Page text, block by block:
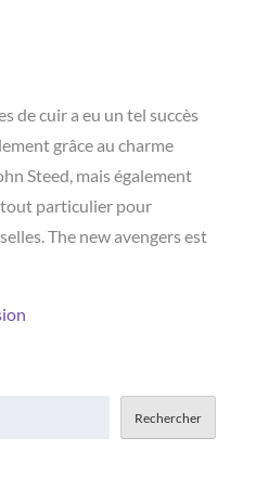
de cuir a eu un tel succès
grâce au charme
Steed, mais également
tout particulier pour
The new avengers est
Rechercher